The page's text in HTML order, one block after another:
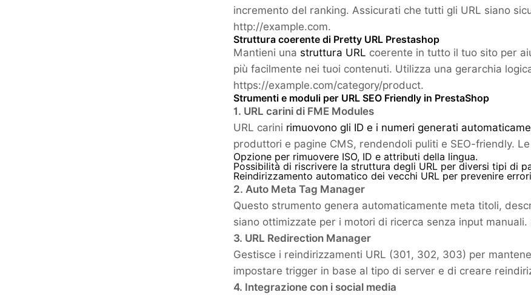
incremento del ranking. Assicurati che tutti gli URL siano
http://example.com.
Struttura coerente di Pretty URL Prestashop
Mantieni una struttura URL coerente in tutto il tuo sito per
più facilmente nei tuoi contenuti. Utilizza una gerarchia
https://example.com/category/product.
Strumenti e moduli per URL SEO Friendly in PrestaShop
1. URL carini di FME Modules
URL carini rimuovono gli ID e i numeri generati
produttori e pagine CMS, rendendoli puliti e SEO-friendly.
Opzione per rimuovere ISO, ID e attributi della lingua.
Possibilità di riscrivere la struttura degli URL per diversi tipi di
Reindirizzamento automatico dei vecchi URL per prevenire
2. Auto Meta Tag Manager
Questo strumento genera automaticamente meta titoli,
siano ottimizzate per i motori di ricerca senza input
3. URL Redirection Manager
Gestisce i reindirizzamenti URL (301, 302, 303) per
impostare trigger in base al tipo di server e di creare
4. Integrazione con i social media